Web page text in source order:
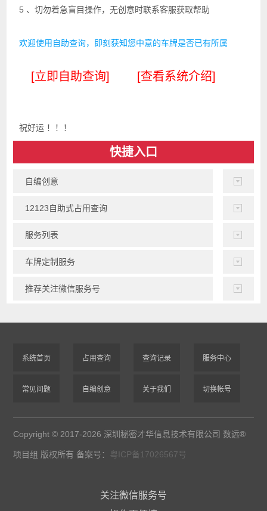
5 、切勿着急盲目操作，无创意时联系客服获取帮助
欢迎使用自助查询，即刻获知您中意的车牌是否已有所属
[立即自助查询] [查看系统介绍]
祝好运 ！！！
快捷入口
自编创意
12123自助式占用查询
服务列表
车牌定制服务
推荐关注微信服务号
系统首页 占用查询 查询记录 服务中心
常见问题 自编创意 关于我们 切换帐号
Copyright © 2017-2026 深圳秘密才华信息技术有限公司 数远®
项目组 版权所有 备案号： 粤ICP备17026567号
关注微信服务号